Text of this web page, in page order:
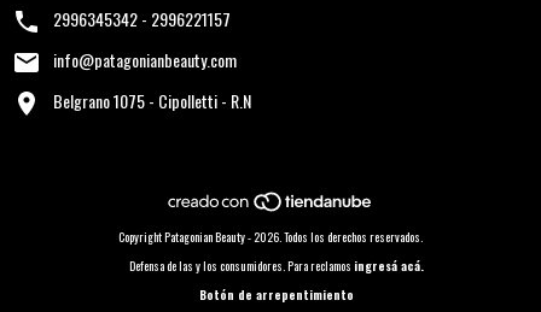
2996345342 - 2996221157
info@patagonianbeauty.com
Belgrano 1075 - Cipolletti - R.N
Copyright Patagonian Beauty - 2026. Todos los derechos reservados.
Defensa de las y los consumidores. Para reclamos ingresá acá.
Botón de arrepentimiento